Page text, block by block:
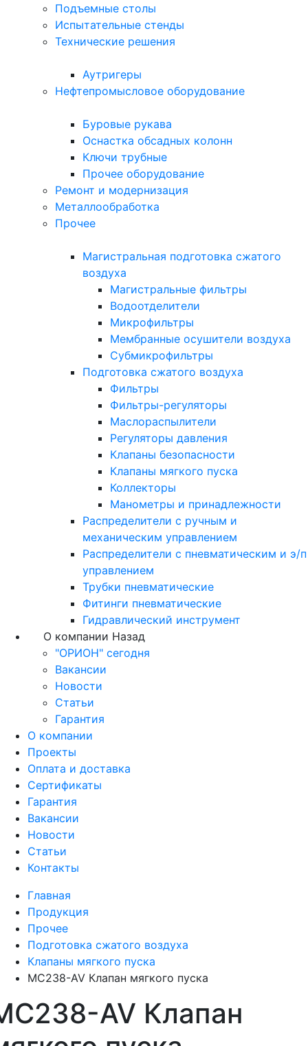
Подъемные столы
Испытательные стенды
Технические решения
Аутригеры
Нефтепромысловое оборудование
Буровые рукава
Оснастка обсадных колонн
Ключи трубные
Прочее оборудование
Ремонт и модернизация
Металлообработка
Прочее
Магистральная подготовка сжатого
воздуха
Магистральные фильтры
Водоотделители
Микрофильтры
Мембранные осушители воздуха
Субмикрофильтры
Подготовка сжатого воздуха
Фильтры
Фильтры-регуляторы
Маслораспылители
Регуляторы давления
Клапаны безопасности
Клапаны мягкого пуска
Коллекторы
Манометры и принадлежности
Распределители с ручным и
механическим управлением
Распределители с пневматическим и э/п
управлением
Трубки пневматические
Фитинги пневматические
Гидравлический инструмент
О компании Назад
"ОРИОН" сегодня
Вакансии
Новости
Статьи
Гарантия
О компании
Проекты
Оплата и доставка
Сертификаты
Гарантия
Вакансии
Новости
Статьи
Контакты
Главная
Продукция
Прочее
Подготовка сжатого воздуха
Клапаны мягкого пуска
MC238-AV Клапан мягкого пуска
AV Клапан